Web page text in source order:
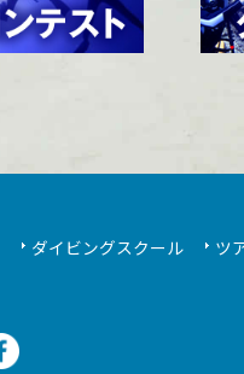
ダイビングスクール
ツ